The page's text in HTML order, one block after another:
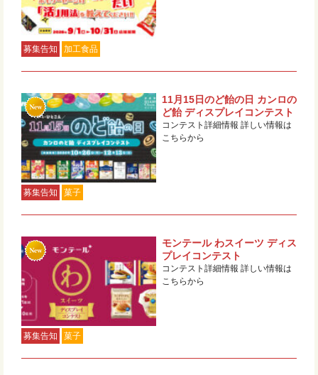
募集告知 加工食品
募集告知 菓子
11月15日のど飴の日 カンロの
ど飴 ディスプレイコンテスト
コンテスト詳細情報 詳しい情報は
こちらから
募集告知 菓子
モンテール わスイーツ ディス
プレイコンテスト
コンテスト詳細情報 詳しい情報は
こちらから